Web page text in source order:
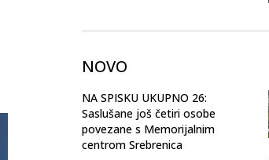
NOVO
NA SPISKU UKUPNO 26:
Saslušane još četiri osobe
povezane s Memorijalnim
centrom Srebrenica